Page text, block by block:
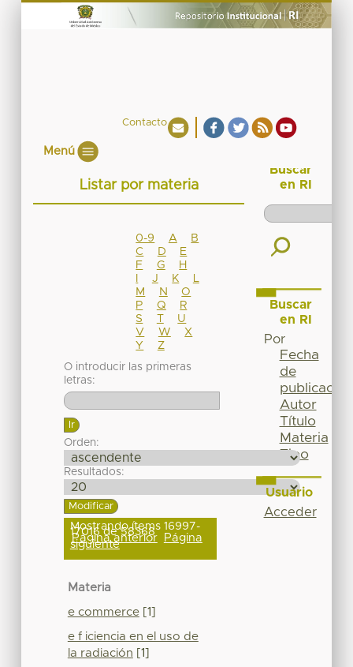
Contacto
Menú
Listar por materia
0-9 A
B
C
D
E
F
G
H
J K
M
N
O
P
Q
R
S
T
U
V
W
X
Y
Z
O introducir las primeras
letras:
Orden:
Resultados:
Mostrando ítems 16997-
17016 de 58368
Página anterior Página
siguiente
Materia
e commerce[1]
e f iciencia en el uso de
la radiación [1]
Buscar
en RI
Buscar
en RI
Por
Fecha
de
publicación
Autor
Título
Materia
Tipo
Usuario
Acceder